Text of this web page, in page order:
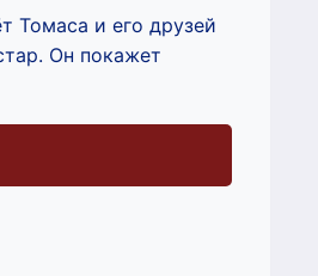
Томаса и его друзей
Он покажет